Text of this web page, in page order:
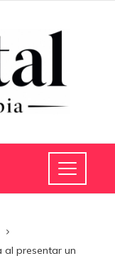
al presentar un